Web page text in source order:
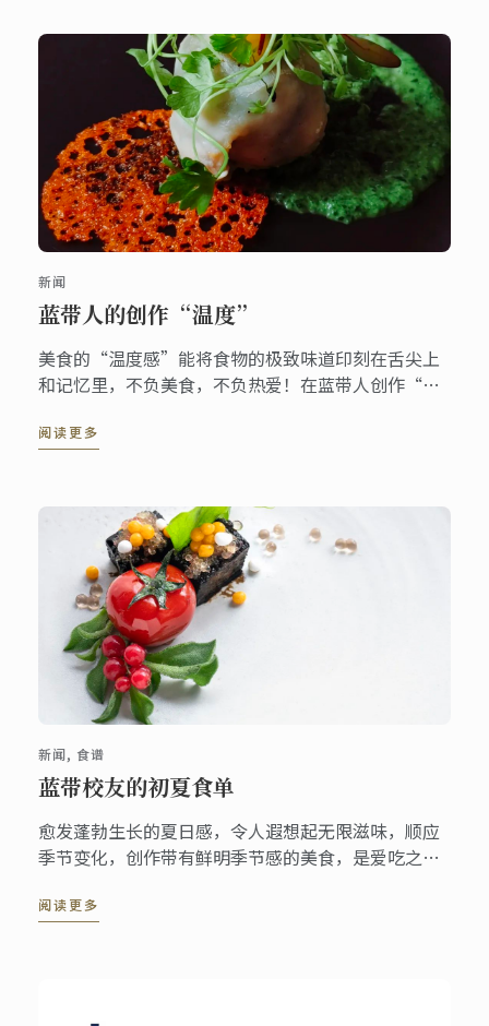
悅。
新闻
蓝带人的创作“温度”
美食的“温度感”能将食物的极致味道印刻在舌尖上
和记忆里，不负美食，不负热爱！在蓝带人创作“温
阅读更多
新闻, 食谱
蓝带校友的初夏食单
愈发蓬勃生长的夏日感，令人遐想起无限滋味，顺应
季节变化，创作带有鲜明季节感的美食，是爱吃之人
的美食创意，为你的时令菜单带去风味活力！
阅读更多